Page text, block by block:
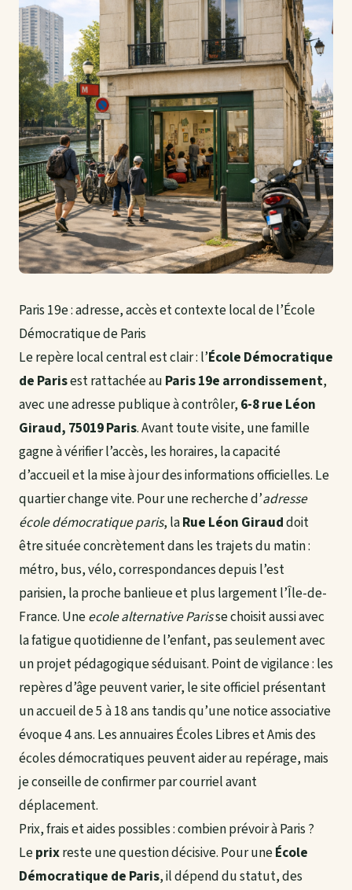
Paris 19e : adresse, accès et contexte local de l’École
Démocratique de Paris
Le repère local central est clair : l’École Démocratique
de Parisest rattachée au Paris 19e arrondissement,
avec une adresse publique à contrôler,6-8 rue Léon
Giraud, 75019 Paris. Avant toute visite, une famille
gagne à vérifier l’accès, les horaires, la capacité
d’accueil et la mise à jour des informations officielles. Le
quartier change vite. Pour une recherche d’adresse
école démocratique paris, laRue Léon Girauddoit
être située concrètement dans les trajets du matin :
métro, bus, vélo, correspondances depuis l’est
parisien, la proche banlieue et plus largement l’Île-de-
France. Uneecole alternative Parisse choisit aussi avec
la fatigue quotidienne de l’enfant, pas seulement avec
un projet pédagogique séduisant. Point de vigilance : les
repères d’âge peuvent varier, le site officiel présentant
un accueil de 5 à 18 ans tandis qu’une notice associative
évoque 4 ans. Les annuaires Écoles Libres et Amis des
écoles démocratiques peuvent aider au repérage, mais
je conseille de confirmer par courriel avant
déplacement.
Prix, frais et aides possibles : combien prévoir à Paris ?
Leprixreste une question décisive. Pour uneÉcole
Démocratique de Paris, il dépend du statut, des